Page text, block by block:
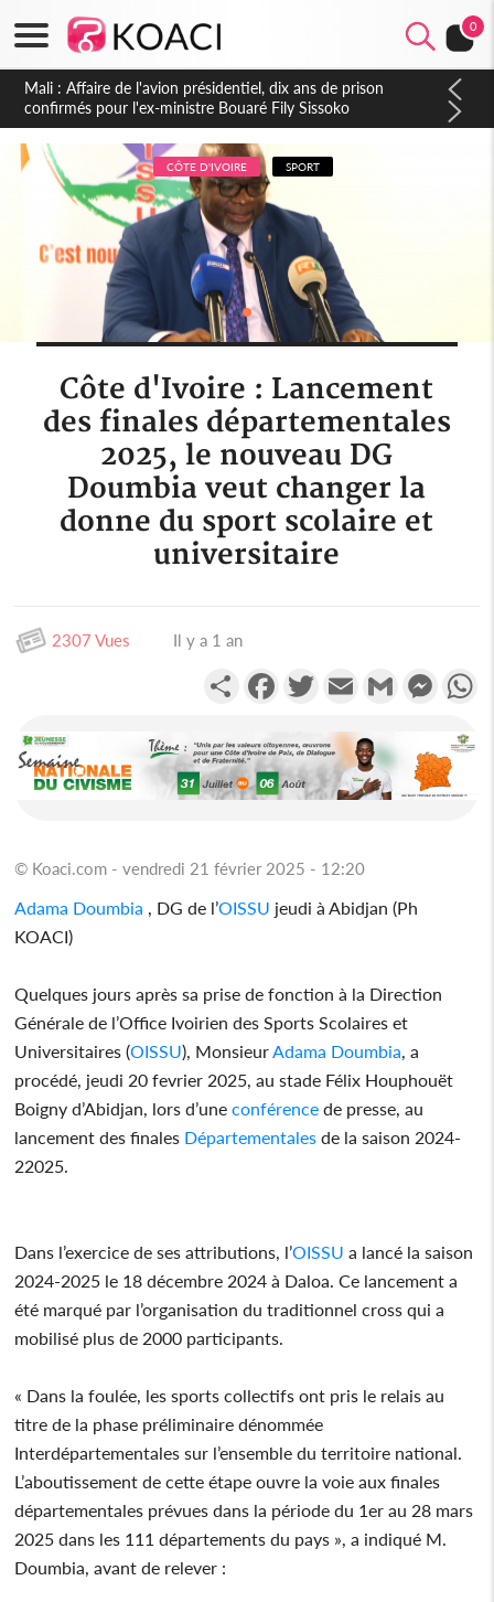
0
Nigeria : Le Togo et le Cameroun principaux acheteurs des
produits de la raffinerie Dangote en juillet
CÔTE D'IVOIRE SPORT
Côte d'Ivoire : Lancement
des finales départementales
2025, le nouveau DG
Doumbia veut changer la
donne du sport scolaire et
universitaire
2307 Vues Il y a 1 an
PartagerFacebookTwitterEmail Gmail
© Koaci.com - vendredi 21 février 2025 - 12:20
Adama Doumbia , DG de l’OISSU jeudi à Abidjan (Ph
KOACI)
Quelques jours après sa prise de fonction à la Direction
Générale de l’Office Ivoirien des Sports Scolaires et
Universitaires (OISSU), MonsieurAdama Doumbia, a
procédé, jeudi 20 fevrier 2025, au stade Félix Houphouët
Boigny d’Abidjan, lors d’uneconférence de presse, au
lancement des finales Départementales de la saison 2024-
22025.
Dans l’exercice de ses attributions, l’OISSU a lancé la saison
2024-2025 le 18 décembre 2024 à Daloa. Ce lancement a
été marqué par l’organisation du traditionnel cross qui a
mobilisé plus de 2000 participants.
« Dans la foulée, les sports collectifs ont pris le relais au
titre de la phase préliminaire dénommée
Interdépartementales sur l’ensemble du territoire national.
L’aboutissement de cette étape ouvre la voie aux finales
départementales prévues dans la période du 1er au 28 mars
2025 dans les 111 départements du pays », a indiqué M.
Doumbia, avant de relever :